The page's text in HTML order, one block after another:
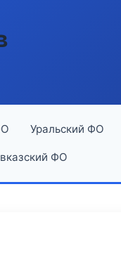
Уральский ФО
ФО